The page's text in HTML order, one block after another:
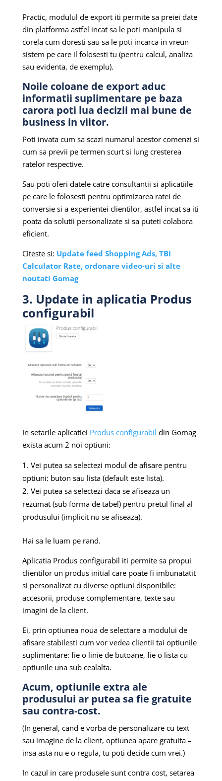
Practic, modulul de export iti permite sa preiei date
din platforma astfel incat sa le poti manipula si
corela cum doresti sau sa le poti incarca in vreun
sistem pe care il folosesti tu (pentru calcul, analiza
sau evidenta, de exemplu).
Noile coloane de export aduc
informatii suplimentare pe baza
carora poti lua decizii mai bune de
business in viitor.
Poti invata cum sa scazi numarul acestor comenzi si
cum sa previi pe termen scurt si lung cresterea
ratelor respective.
Sau poti oferi datele catre consultantii si aplicatiile
pe care le folosesti pentru optimizarea ratei de
conversie si a experientei clientilor, astfel incat sa iti
poata da solutii personalizate si sa puteti colabora
eficient.
Citeste si: Update feed Shopping Ads, TBI
Calculator Rate, ordonare video-uri si alte
noutati Gomag
3. Update in aplicatia Produs
configurabil
In setarile aplicatiei Produs configurabil din Gomag
exista acum 2 noi optiuni:
Vei putea sa selectezi modul de afisare pentru
optiuni: buton sau lista (default este lista).
Vei putea sa selectezi daca se afiseaza un
rezumat (sub forma de tabel) pentru pretul final al
produsului (implicit nu se afiseaza).
Hai sa le luam pe rand.
Aplicatia Produs configurabil iti permite sa propui
clientilor un produs initial care poate fi imbunatatit
si personalizat cu diverse optiuni disponibile:
accesorii, produse complementare, texte sau
imagini de la client.
Ei, prin optiunea noua de selectare a modului de
afisare stabilesti cum vor vedea clientii tai optiunile
suplimentare: fie o linie de butoane, fie o lista cu
optiunile una sub cealalta.
Acum, optiunile extra ale
produsului ar putea sa fie gratuite
sau contra-cost.
(In general, cand e vorba de personalizare cu text
sau imagine de la client, optiunea apare gratuita –
insa asta nu e o regula, tu poti decide cum vrei.)
In cazul in care produsele sunt contra cost, setarea